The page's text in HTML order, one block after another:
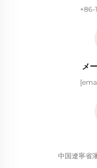
+86-
メ
中国遼寧省